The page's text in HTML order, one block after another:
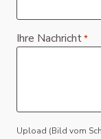
Ihre Nachricht*
File
Upload (Bild vom